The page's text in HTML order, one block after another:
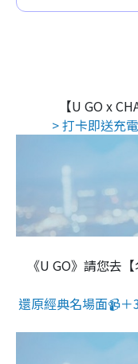
【U GO x
> 打卡即送充
《U GO》請您去
還原經典名場面📹